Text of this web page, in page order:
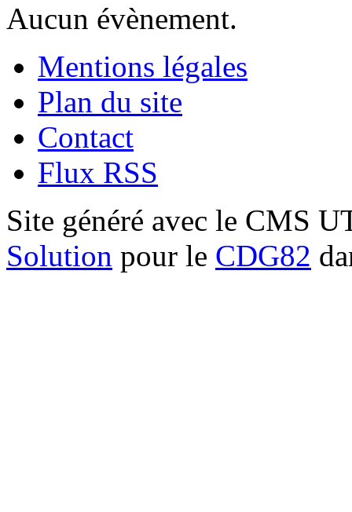
Aucun évènement.
Mentions légales
Plan du site
Contact
Flux RSS
Site généré avec le CMS
Solution pour le CDG82